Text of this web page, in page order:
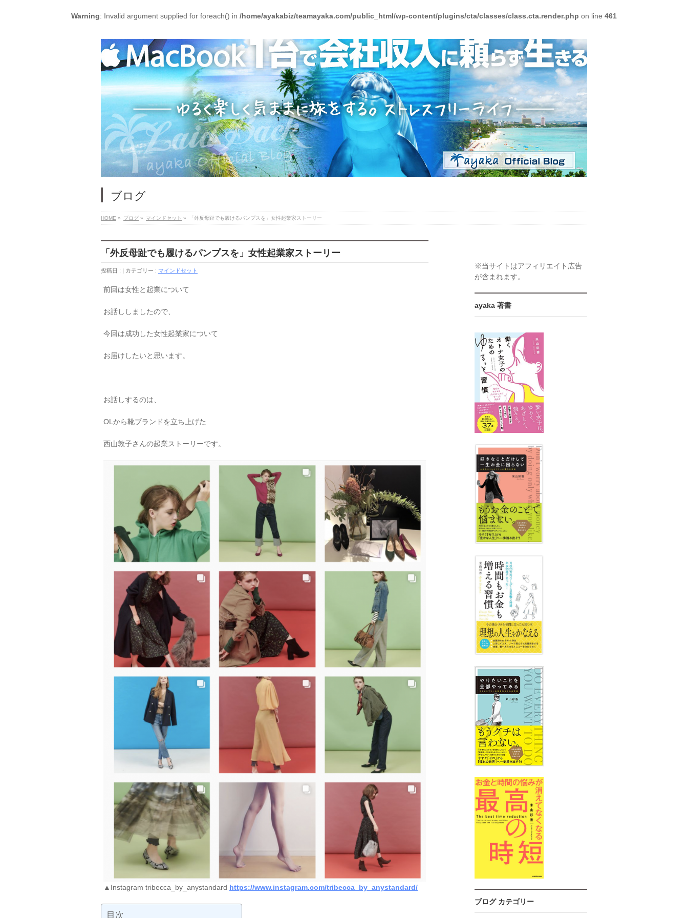
Warning: Invalid argument supplied for foreach() in /home/ayakabiz/teamayaka.com/public_html/wp-content/plugins/cta/classes/class.cta.render.php on line 461
ブログ
HOME » ブログ » マインドセット » 「外反母趾でも履けるパンプスを」女性起業家ストーリー
「外反母趾でも履けるパンプスを」女性起業家ストーリー
投稿日 : カテゴリー : マインドセット
前回は女性と起業について
お話ししましたので、
今回は成功した女性起業家について
お届けしたいと思います。
お話しするのは、
OLから靴ブランドを立ち上げた
西山敦子さんの起業ストーリーです。
▲Instagram tribecca_by_anystandard https://www.instagram.com/tribecca_by_anystandard/
目次
※当サイトはアフィリエイト広告
が含まれます。
ayaka 著書
ブログ カテゴリー